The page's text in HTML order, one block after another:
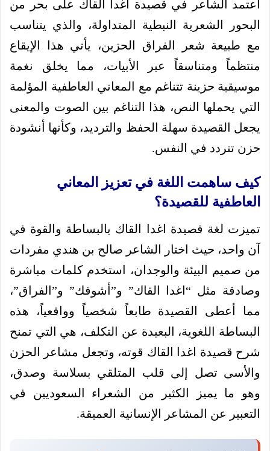
اعتمد الشاعر في قصيدة اغدا القاك على بحر من
البحور الشعرية النبطية المتداولة، والذي يتناسب
مع طبيعة شعر الفراق الحزين، يأتي هذا الإيقاع
منتظماً ومتناسقاً عبر الأبيات، مما يخلق نغمة
موسيقية حزينة تتناغم مع المعاني العاطفية المؤلمة
التي يحملها النص، هذا التناغم بين الصوت والمعنى
يجعل القصيدة سهلة الحفظ والترديد، وكأنها أنشودة
حزن تتردد في النفس.
كيف ساهمت اللغة في تعزيز المعاني
العاطفية للقصيدة؟
تميزت لغة قصيدة اغدا القاك بالبساطة والقوة في
آن واحد، حيث اختار الشاعر صالح بن هندي مفردات
من صميم البيئة والوجدان، استخدم كلمات مباشرة
وصادقة مثل “اغدا القاك” و”أشوفك” و”الفراق”،
مما أعطى القصيدة طابعاً شخصياً وواقعياً، هذه
البساطة اللغوية، البعيدة عن التكلف، هي التي تمنح
شرح قصيدة اغدا القاك قوته، وتجعل مشاعر الحزن
والأسى تصل إلى قلب المتلقي بسلاسة وصدق،
وهو ما يميز الكثير من الشعراء السعوديين في
التعبير عن المشاعر الإنسانية العميقة.